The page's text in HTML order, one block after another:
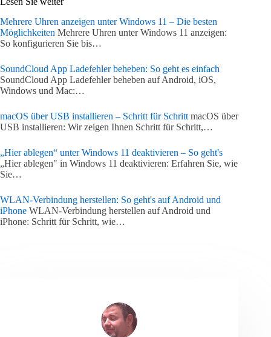
Mehrere Uhren anzeigen unter Windows 11 – Die besten
Möglichkeiten Mehrere Uhren unter Windows 11 anzeigen:
So konfigurieren Sie bis…
SoundCloud App Ladefehler beheben: So geht es einfach
SoundCloud App Ladefehler beheben auf Android, iOS,
Windows und Mac:…
macOS über USB installieren – Schritt für Schritt macOS über
USB installieren: Wir zeigen Ihnen Schritt für Schritt,…
„Hier ablegen“ unter Windows 11 deaktivieren – So geht's
„Hier ablegen" in Windows 11 deaktivieren: Erfahren Sie, wie
Sie…
WLAN-Verbindung herstellen: So geht's auf Android und
iPhone WLAN-Verbindung herstellen auf Android und
iPhone: Schritt für Schritt, wie…